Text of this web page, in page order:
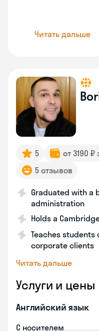
Читать дальше
5 от 3190 ₽
5 отзывов
Graduated with a
administration
Holds a
Teaches students
corporate clients
Читать дальше
Услуги и цены
Английский язык
С носителем